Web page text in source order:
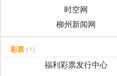
时空网
柳州新闻网
彩票 (1)
福利彩票发行中心